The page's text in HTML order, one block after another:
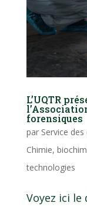
L’UQTR
forensiques
par Service
Chimie,
technologies
Voyez ici